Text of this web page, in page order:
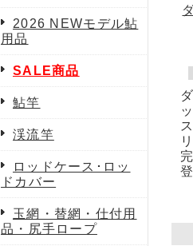
2026 NEWモデル鮎
用品
SALE商品
鮎竿
渓流竿
ロッドケース･ロッ
ドカバー
玉網・替網・仕付用
品・尻手ロープ